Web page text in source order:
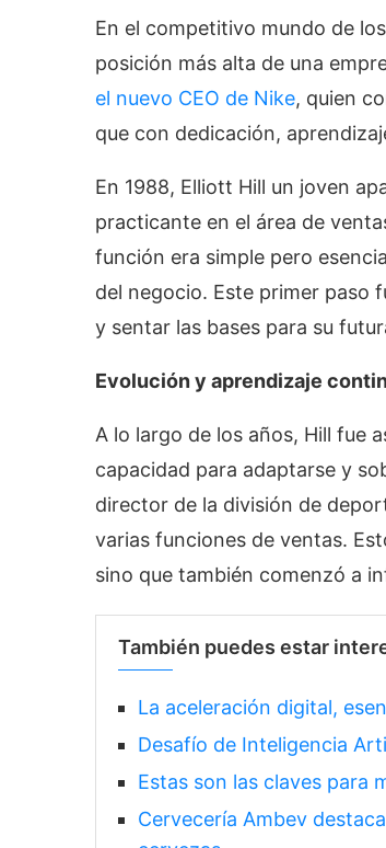
En el competitivo mundo de
posición más alta de una
el nuevo CEO de Nike, quien
que con dedicación,
En 1988, Elliott Hill un joven
practicante en el área de
función era simple pero
del negocio. Este primer paso
y sentar las bases para su
Evolución y aprendizaje
A lo largo de los años, Hill fue
capacidad para adaptarse y
director de la división de
varias funciones de ventas.
sino que también comenzó a
También puedes estar
La aceleración digital,
Desafío de Inteligencia
Estas son las claves para
Cervecería Ambev